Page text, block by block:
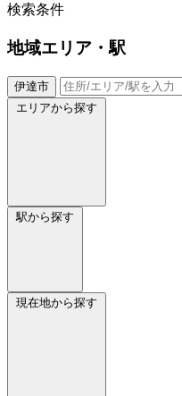
検索条件
地域エリア・駅
伊達市
エリアから探す
駅から探す
現在地から探す